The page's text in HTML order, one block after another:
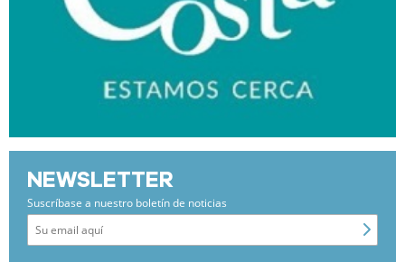
NEWSLETTER
Suscríbase a nuestro boletín de noticias